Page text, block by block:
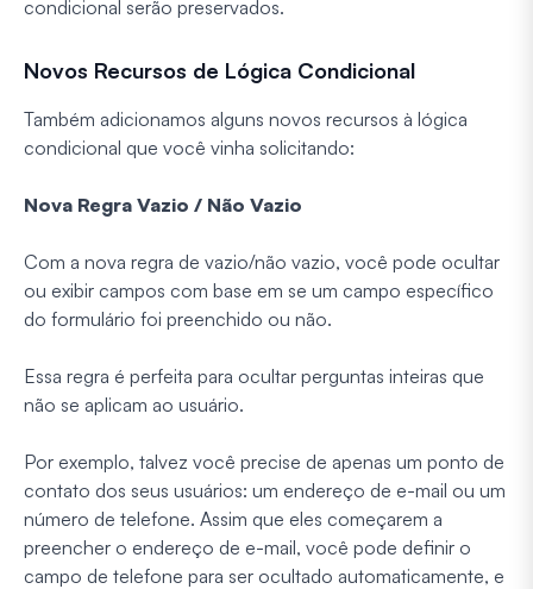
condicional serão preservados.
Novos Recursos de Lógica Condicional
Também adicionamos alguns novos recursos à lógica
condicional que você vinha solicitando:
Nova Regra Vazio / Não Vazio
Com a nova regra de vazio/não vazio, você pode ocultar
ou exibir campos com base em se um campo específico
do formulário foi preenchido ou não.
Essa regra é perfeita para ocultar perguntas inteiras que
não se aplicam ao usuário.
Por exemplo, talvez você precise de apenas um ponto de
contato dos seus usuários: um endereço de e-mail ou um
número de telefone. Assim que eles começarem a
preencher o endereço de e-mail, você pode definir o
campo de telefone para ser ocultado automaticamente, e